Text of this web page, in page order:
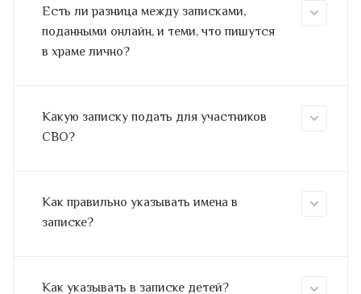
Есть ли разница между записками,
поданными онлайн, и теми, что пишутся
в храме лично?
Какую записку подать для участников
СВО?
Как правильно указывать имена в
записке?
Как указывать в записке детей?